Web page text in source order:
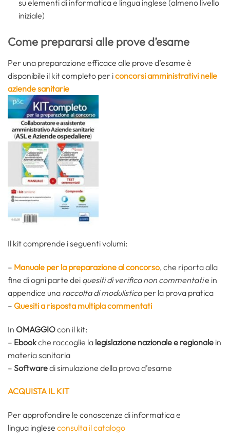
su elementi di informatica e lingua inglese (almeno livello
iniziale)
Come prepararsi alle prove d’esame
Per una preparazione efficace alle prove d’esame è
disponibile il kit completo per iconcorsi amministrativi nelle
aziende sanitarie
Il kit comprende i seguenti volumi:
– Manuale per la preparazione al concorso, che riporta alla
fine di ogni parte dei quesiti di verifica non commentatie in
appendice una raccolta di modulisticaper la prova pratica
– Quesiti a risposta multipla commentati
In OMAGGIOcon il kit:
– Ebookche raccoglie la legislazione nazionale e regionale in
materia sanitaria
– Softwaredi simulazione della prova d’esame
ACQUISTA IL KIT
Per approfondire le conoscenze di informatica e
lingua inglese consulta il catalogo